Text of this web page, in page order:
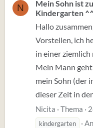
N
Mein Sohn ist
Kindergarten ^^
Hallo
Vorstellen, ich
in einer ziemlich
Mein Mann
mein Sohn (der
dieser Zeit in
Nicita Thema
kindergarten